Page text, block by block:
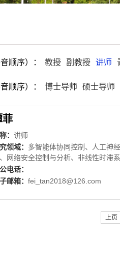
顺序）： 教授 副教授 讲师
顺序）： 博士导师 硕士导师
菲
： 讲师
领域： 多智能体协同控制、人工神
网络安全控制与分析、非线性时滞系
鲁棒控制
电话：
邮箱： fei_tan2018@126.com
上页